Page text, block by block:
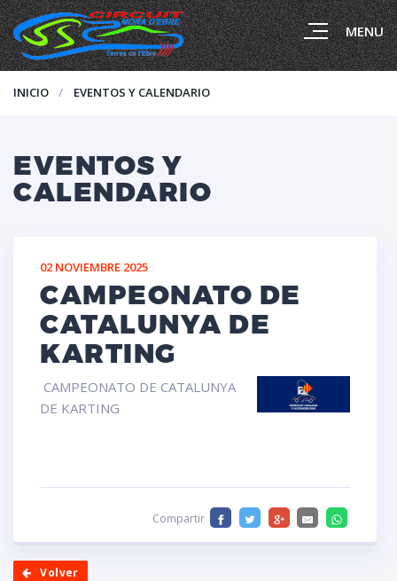
MENU
INICIO EVENTOS Y CALENDARIO
EVENTOS Y
CALENDARIO
02 NOVIEMBRE 2025
CAMPEONATO DE
CATALUNYA DE
KARTING
CAMPEONATO DE CATALUNYA
DE KARTING
Compartir
Volver